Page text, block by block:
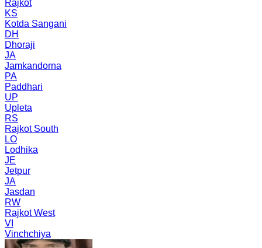
Rajkot
KS
Kotda Sangani
DH
Dhoraji
JA
Jamkandorna
PA
Paddhari
UP
Upleta
RS
Rajkot South
LO
Lodhika
JE
Jetpur
JA
Jasdan
RW
Rajkot West
VI
Vinchchiya